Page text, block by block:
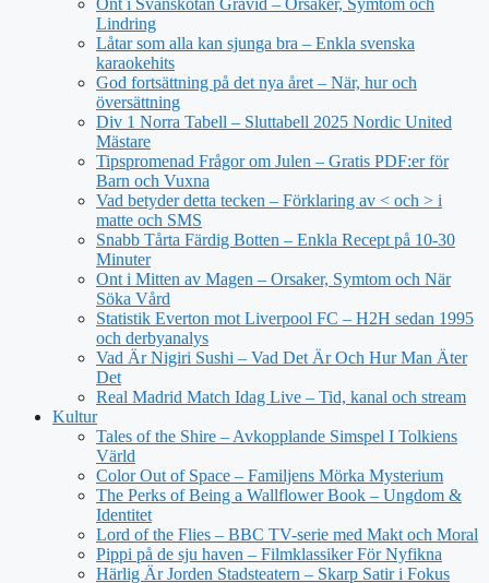
Ont i Svanskotan Gravid – Orsaker, Symtom och
Lindring
Låtar som alla kan sjunga bra – Enkla svenska
karaokehits
God fortsättning på det nya året – När, hur och
översättning
Div 1 Norra Tabell – Sluttabell 2025 Nordic United
Mästare
Tipspromenad Frågor om Julen – Gratis PDF:er för
Barn och Vuxna
Vad betyder detta tecken – Förklaring av < och > i
matte och SMS
Snabb Tårta Färdig Botten – Enkla Recept på 10-30
Minuter
Ont i Mitten av Magen – Orsaker, Symtom och När
Söka Vård
Statistik Everton mot Liverpool FC – H2H sedan 1995
och derbyanalys
Vad Är Nigiri Sushi – Vad Det Är Och Hur Man Äter
Det
Real Madrid Match Idag Live – Tid, kanal och stream
Kultur
Tales of the Shire – Avkopplande Simspel I Tolkiens
Värld
Color Out of Space – Familjens Mörka Mysterium
The Perks of Being a Wallflower Book – Ungdom &
Identitet
Lord of the Flies – BBC TV-serie med Makt och Moral
Pippi på de sju haven – Filmklassiker För Nyfikna
Härlig Är Jorden Stadsteatern – Skarp Satir i Fokus